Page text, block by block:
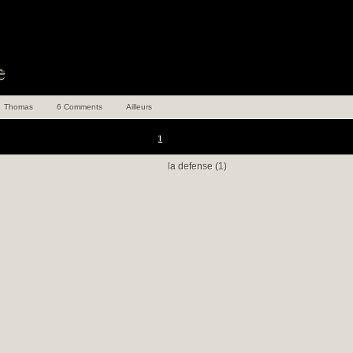
Thomas 6 Comments Ailleurs
1